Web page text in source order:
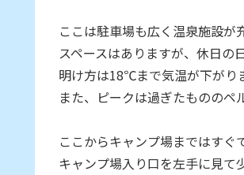
ここは駐車場も広く温泉施設
スペースはありますが、休日の
明け方は18℃まで気温が下がり
また、ピークは過ぎたもののペ
ここからキャンプ場まではすぐ
キャンプ場入り口を左手に見て